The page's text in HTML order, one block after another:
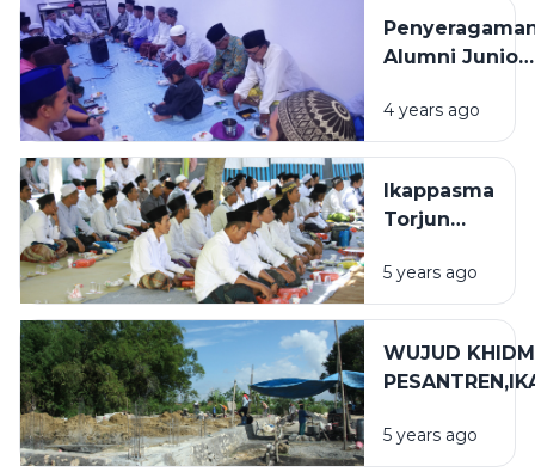
Alumni Junior
dengan
Piyama
4 years ago
Ikappasma
Torjun
acara
pertemuan
5 years ago
WUJUD
ADAT KHAS
5 years ago